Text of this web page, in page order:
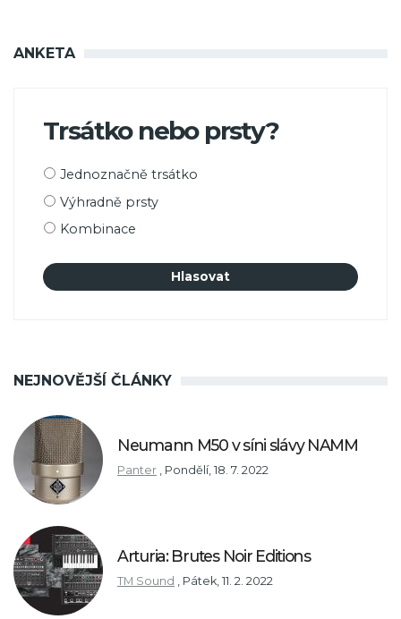
ANKETA
Trsátko nebo prsty?
Možnosti
Jednoznačně trsátko
Výhradně prsty
Kombinace
NEJNOVĚJŠÍ ČLÁNKY
Neumann M50 v síni slávy NAMM
Panter Pondělí, 18. 7. 2022
Arturia: Brutes Noir Editions
TM Sound Pátek, 11. 2. 2022